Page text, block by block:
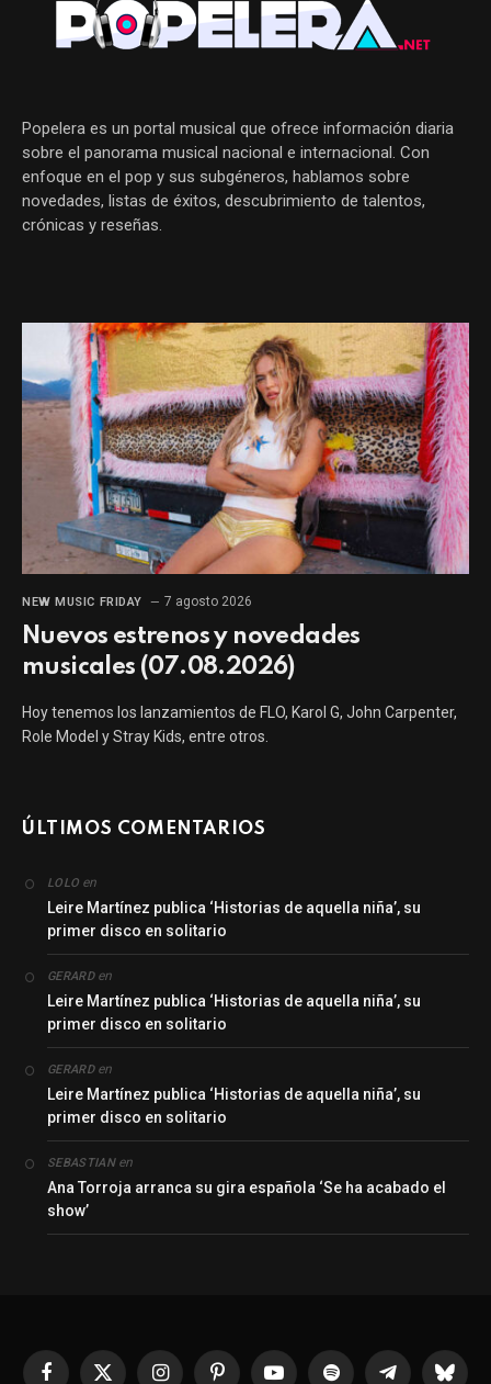
Popelera es un portal musical que ofrece información diaria
sobre el panorama musical nacional e internacional. Con
enfoque en el pop y sus subgéneros, hablamos sobre
novedades, listas de éxitos, descubrimiento de talentos,
crónicas y reseñas.
NEW MUSIC FRIDAY 7 agosto 2026
Nuevos estrenos y novedades
musicales (07.08.2026)
Hoy tenemos los lanzamientos de FLO, Karol G, John Carpenter,
Role Model y Stray Kids, entre otros.
ÚLTIMOS COMENTARIOS
LOLO en
Leire Martínez publica ‘Historias de aquella niña’, su
primer disco en solitario
GERARDen
Leire Martínez publica ‘Historias de aquella niña’, su
primer disco en solitario
GERARDen
Leire Martínez publica ‘Historias de aquella niña’, su
primer disco en solitario
SEBASTIANen
Ana Torroja arranca su gira española ‘Se ha acabado el
show’